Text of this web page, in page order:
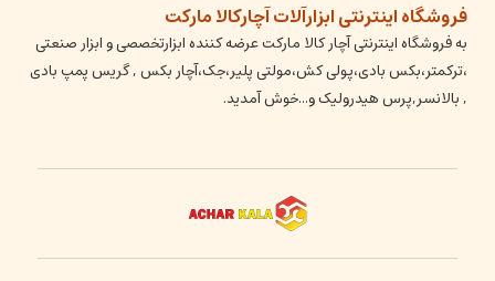
فروشگاه اینترنتی ابزارآلات آچارکالا مارکت
به فروشگاه اینترنتی آچار کالا مارکت عرضه کننده ابزارتخصصی و ابزار صنعتی
،ترکمتر،بکس بادی،پولی کش،مولتی پلیر،جک،آچار بکس , گریس پمپ بادی
, بالانسر,پرس هیدرولیک و...خوش آمدید.